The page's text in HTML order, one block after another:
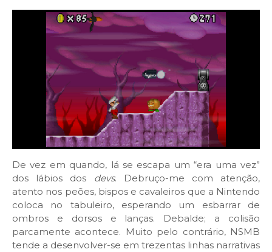
De vez em quando, lá se escapa um “era uma vez”
dos lábios dos devs. Debruço-me com atenção,
atento nos peões, bispos e cavaleiros que a Nintendo
coloca no tabuleiro, esperando um esbarrar de
ombros e dorsos e lanças. Debalde; a colisão
parcamente acontece. Muito pelo contrário, NSMB
tende a desenvolver-se em trezentas linhas narrativas